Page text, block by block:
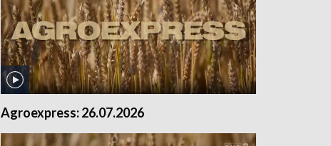
Agroexpress: 26.07.2026